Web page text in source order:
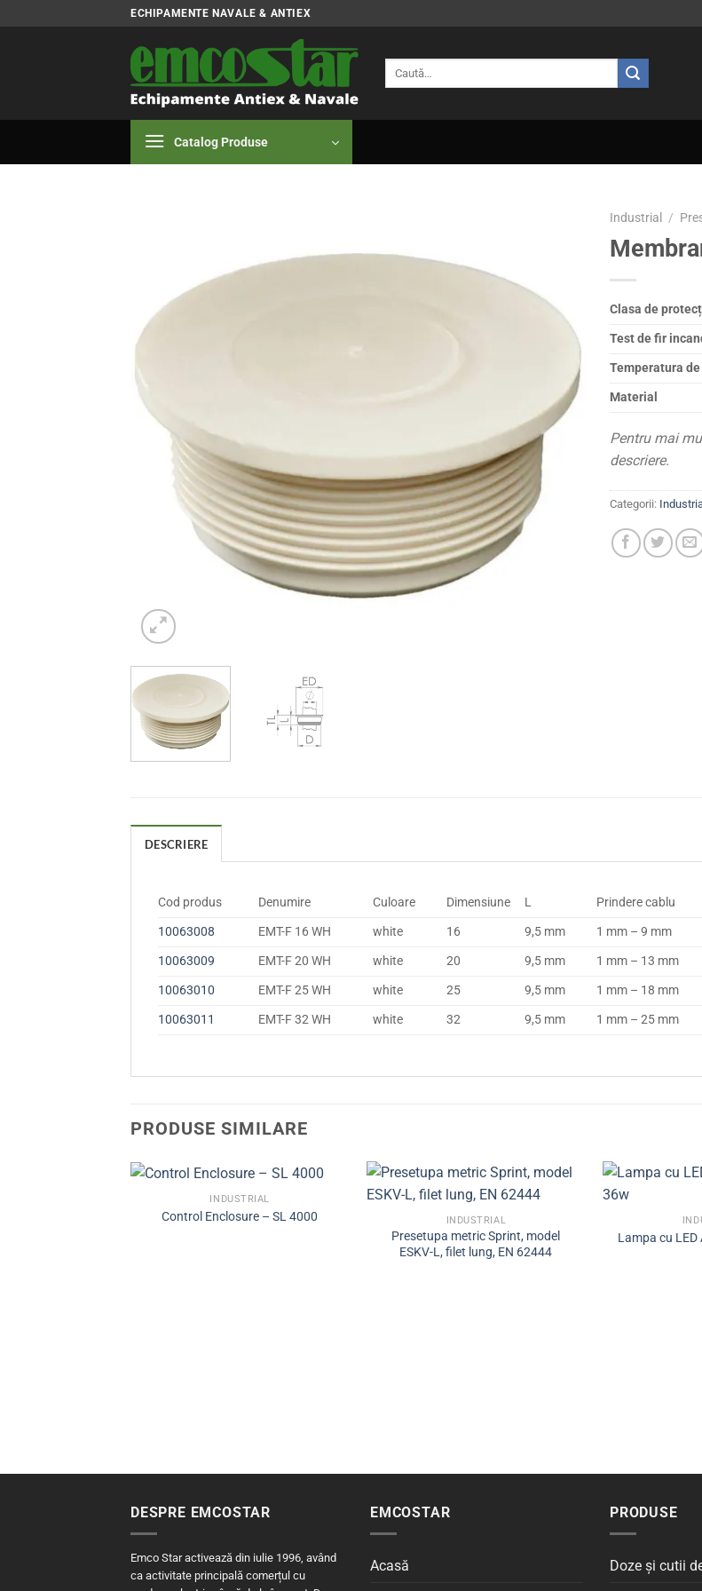
to
ECHIPAMENTE NAVALE & ANTIEX
Catalog Produse
Industrial /
Clasa de
Test de fir
Temperatura
Material
Pentru mai
descriere.
Categorii:
DESCRIERE
Cod produs Denumire Culoare Dimensiune L Prindere cablu
10063008
EMT-F 16 WH white 16 9,5 mm 1 mm – 9 mm
10063009
EMT-F 20 WH white 20 9,5 mm 1 mm – 13 mm
10063010
EMT-F 25 WH white 25 9,5 mm 1 mm – 18 mm
10063011
EMT-F 32 WH white 32 9,5 mm 1 mm – 25 mm
PRODUSE SIMILARE
INDUSTRIAL
Control Enclosure – SL 4000 INDUSTRIAL
Presetupa metric Sprint, model
ESKV-L, filet lung, EN 62444
Lampa cu LED
DESPRE EMCOSTAR
Emco Star activează din iulie 1996, având
ca activitate principală comerțul cu
EMCOSTAR
Acasă
PRODUSE
Doze și cutii